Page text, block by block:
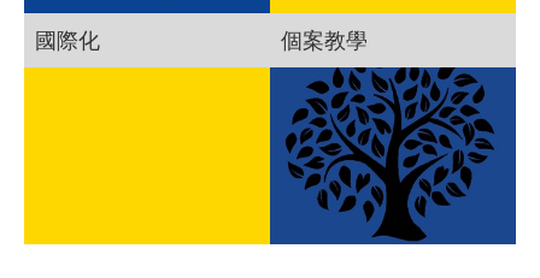
國際化 個案教學